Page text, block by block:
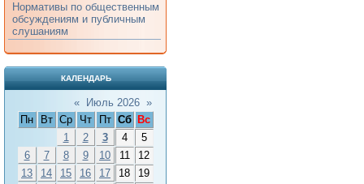
Нормативы по общественным
обсуждениям и публичным
слушаниям
КАЛЕНДАРЬ
« Июль 2026 »
Пн
Вт Ср Чт Пт Сб
Вс
1
2 3 4
5
6
7 8 9 10 11
12
13
14 15 16 17 18
19